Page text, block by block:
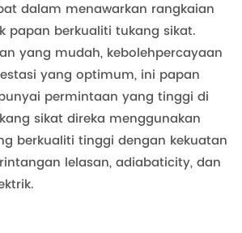
dalam menawarkan rangkaian
papan berkualiti tukang sikat.
yang mudah, kebolehpercayaan
yang optimum, ini papan
permintaan yang tinggi di
sikat direka menggunakan
berkualiti tinggi dengan kekuatan
lelasan, adiabaticity, dan